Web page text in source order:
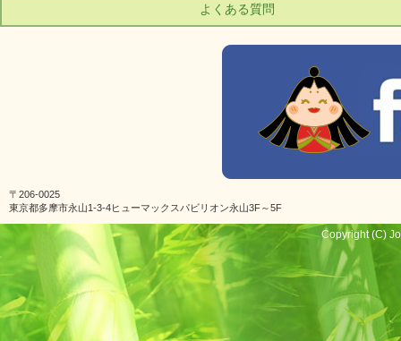
よくある質問
〒206-0025
東京都多摩市永山1-3-4ヒューマックスパビリオン永山3F～5F
Copyright (C)